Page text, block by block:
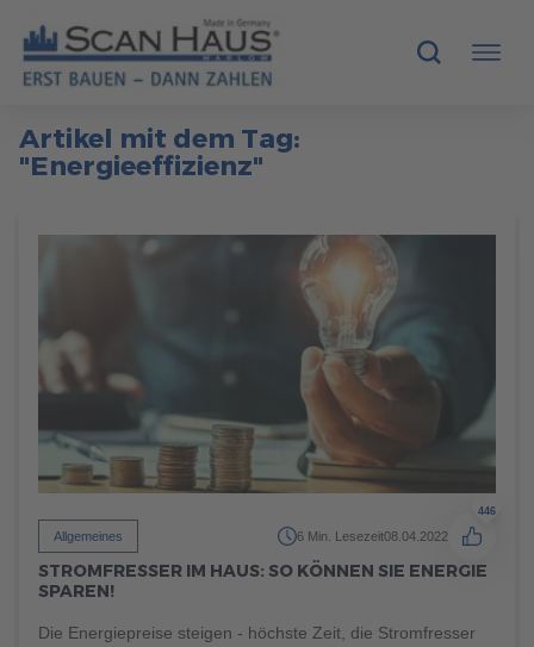
HÄUSER
RUND UMS BAUEN
ÜBER UNS
KONTAKT
Brauchen Sie Hilfe?
038221 4000
Artikel mit dem Tag:
"Energieeffizienz"
Allgemeines 6 Min. Lesezeit08.04.2022
446
STROMFRESSER IM HAUS: SO KÖNNEN SIE ENERGIE
SPAREN!
Die Energiepreise steigen - höchste Zeit, die Stromfresser